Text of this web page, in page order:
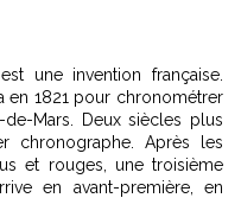
une invention française.
en 1821 pour chronométrer
Mars. Deux siècles plus
chronographe. Après les
et rouges, une troisième
en avant-première, en